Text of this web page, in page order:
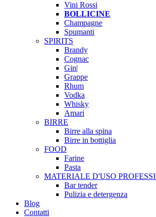
Vini Rossi
BOLLICINE
Champagne
Spumanti
SPIRITS
Brandy
Cognac
Gin|
Grappe
Rhum
Vodka
Whisky
Amari
BIRRE
Birre alla spina
Birre in bottiglia
FOOD
Farine
Pasta
MATERIALE D'USO
Bar tender
Pulizia e detergenza
Blog
Contatti